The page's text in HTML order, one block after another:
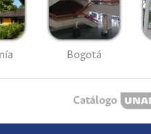
Bogotá
Catálogo